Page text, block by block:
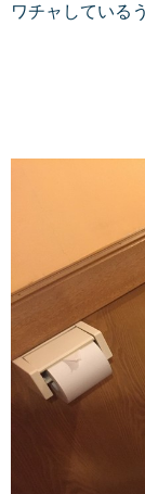
ワチャしている